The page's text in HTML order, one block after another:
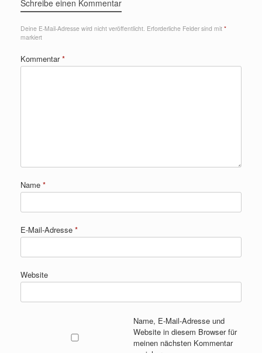
Schreibe einen Kommentar
Deine E-Mail-Adresse wird nicht veröffentlicht. Erforderliche Felder sind mit *
markiert
Kommentar*
Name *
E-Mail-Adresse *
Website
Name, E-Mail-Adresse und
Website in diesem Browser für
meinen nächsten Kommentar